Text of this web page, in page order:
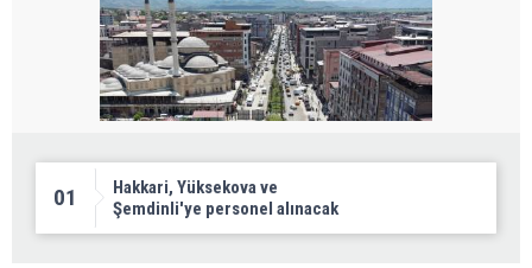
01
Hakkari, Yüksekova ve
Şemdinli'ye personel alınacak